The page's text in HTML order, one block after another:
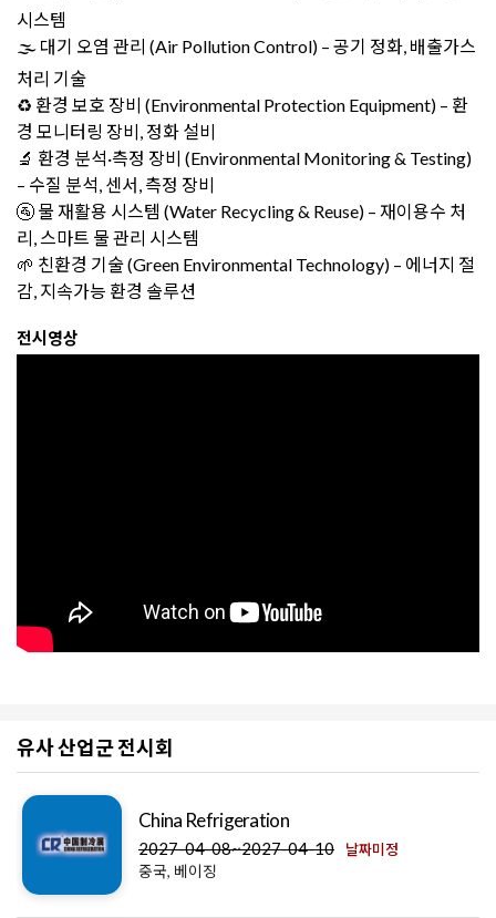
시스템
🌫️ 대기 오염 관리 (Air Pollution Control) – 공기 정화, 배출가스
처리 기술
♻️ 환경 보호 장비 (Environmental Protection Equipment) – 환
경 모니터링 장비, 정화 설비
🔬 환경 분석·측정 장비 (Environmental Monitoring & Testing)
– 수질 분석, 센서, 측정 장비
🚰 물 재활용 시스템 (Water Recycling & Reuse) – 재이용수 처
리, 스마트 물 관리 시스템
🌱 친환경 기술 (Green Environmental Technology) – 에너지 절
감, 지속가능 환경 솔루션
전시영상
유사 산업군 전시회
China Refrigeration
2027-04-08~2027-04-10 날짜미정
중국, 베이징